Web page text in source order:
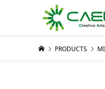
PRODUCTS